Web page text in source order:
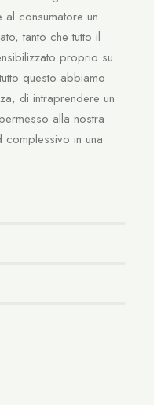
consumatore un
tanto che tutto il
proprio su
questo abbiamo
di intraprendere un
alla nostra
in una